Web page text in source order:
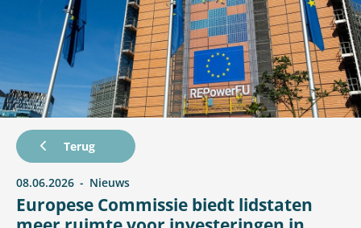
Europese Commissie biedt lidstaten
Terug
08.06.2026 Nieuws